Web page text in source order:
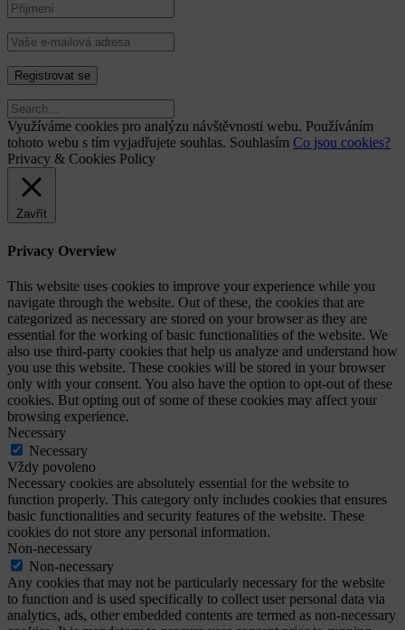
Využíváme cookies pro analýzu návštěvnosti webu. Používáním
tohoto webu s tím vyjadřujete souhlas. Souhlasím Co jsou cookies?
Privacy & Cookies Policy
Zavřít
Privacy Overview
This website uses cookies to improve your experience while you
navigate through the website. Out of these, the cookies that are
categorized as necessary are stored on your browser as they are
essential for the working of basic functionalities of the website. We
also use third-party cookies that help us analyze and understand how
you use this website. These cookies will be stored in your browser
only with your consent. You also have the option to opt-out of these
cookies. But opting out of some of these cookies may affect your
browsing experience.
Necessary
Necessary
Vždy povoleno
Necessary cookies are absolutely essential for the website to
function properly. This category only includes cookies that ensures
basic functionalities and security features of the website. These
cookies do not store any personal information.
Non-necessary
Non-necessary
Any cookies that may not be particularly necessary for the website
to function and is used specifically to collect user personal data via
analytics, ads, other embedded contents are termed as non-necessary